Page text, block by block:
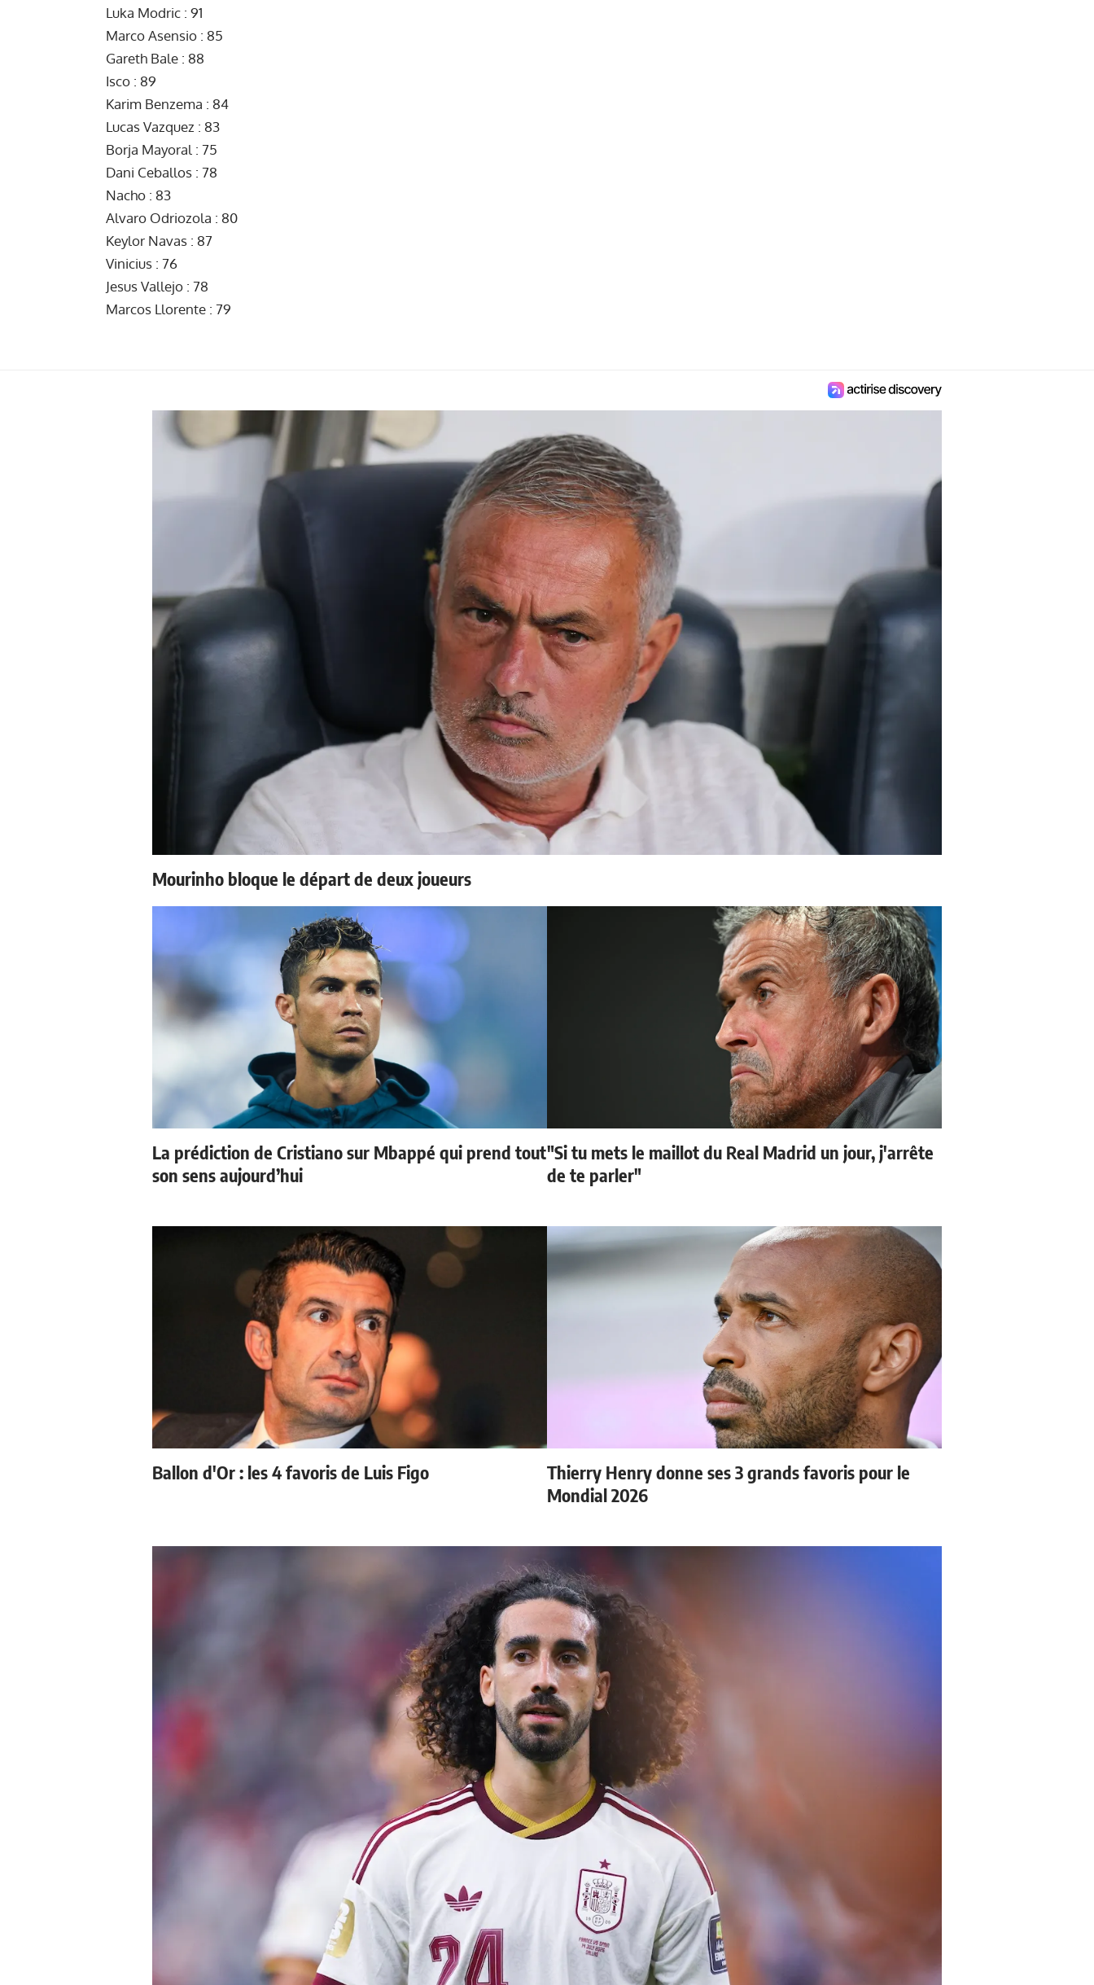
Luka Modric : 91
Marco Asensio : 85
Gareth Bale : 88
Isco : 89
Karim Benzema : 84
Lucas Vazquez : 83
Borja Mayoral : 75
Dani Ceballos : 78
Nacho : 83
Alvaro Odriozola : 80
Keylor Navas : 87
Vinicius : 76
Jesus Vallejo : 78
Marcos Llorente : 79
Mourinho bloque le départ de deux joueurs
La prédiction de Cristiano sur Mbappé qui prend tout
son sens aujourd’hui
"Si tu mets le maillot du Real Madrid un jour, j'arrête
de te parler"
Ballon d'Or : les 4 favoris de Luis Figo
Thierry Henry donne ses 3 grands favoris pour le
Mondial 2026